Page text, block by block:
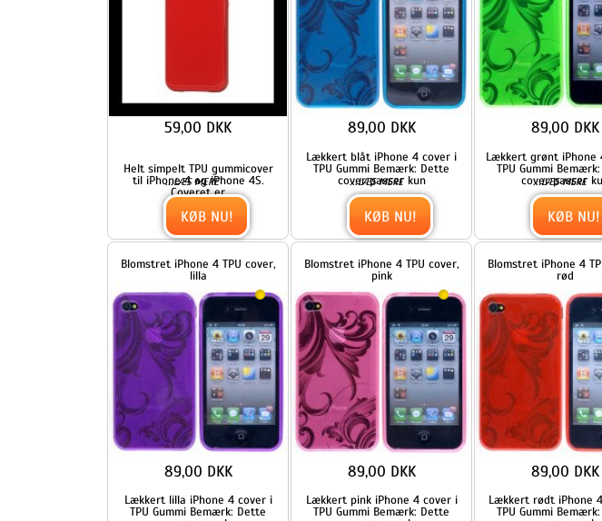
KØB NU! KØB NU!
Lækkert lilla iPhone 4 cover i
TPU Gummi Bemærk: Dette
cover passer kun
LÆS MERE
KØB NU!
Blomstret iPhone 4 TPU cover,
pink
Lækkert pink iPhone 4 cover i
TPU Gummi Bemærk: Dette
cover passer kun
...LÆS MERE
KØB NU!
Blomstret iPhone 4 TPU cover,
rød
Lækkert rødt iPhone 4 cover i
TPU Gummi Bemærk: Dette
cover passer kun
...LÆS MERE
KØB NU!
Polkaprikket iPhone 4 Cover i
TPU Gummi - Hvide Prikker /
Rød
Polkaprikket iPhone 4 Cover i
TPU Gummi - Hvide Prikker /
Sort
Polkaprikket iPhone 4 Cover i
TPU Gummi – Sorte prikker /
Hvid